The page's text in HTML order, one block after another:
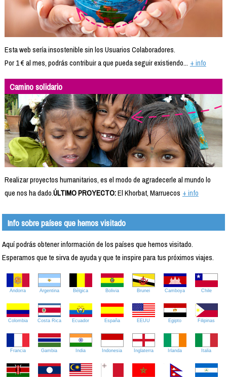
Esta web sería insostenible sin los Usuarios Colaboradores.
Por 1 € al mes, podrás contribuir a que pueda seguir existiendo... + info
Camino solidario
Realizar proyectos humanitarios, es el modo de agradecerle al mundo lo
que nos ha dado.ÚLTIMO PROYECTO:El Khorbat, Marruecos + info
Info sobre países que hemos visitado
Aquí podrás obtener información de los países que hemos visitado.
Esperamos que te sirva de ayuda y que te inspire para tus próximos viajes.
Andorra Argentina Bélgica Bolivia Brunei Camboya Chile
Colombia Costa Rica Ecuador España EEUU Egipto Filipinas
Francia Gambia India Indonesia Inglaterra Irlanda Italia